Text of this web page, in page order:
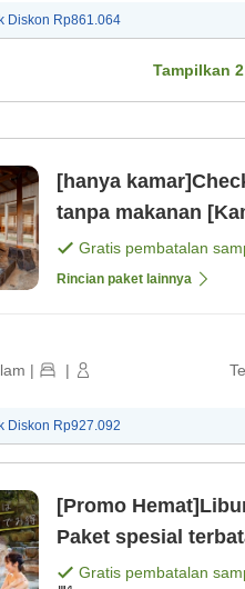
Diskon Rp861.064
Tampilkan 2
[hanya
tanpa makanan
Gratis pembatalan
Rincian paket lainnya
| |
Diskon Rp927.092
[Promo
Paket spesial
Gratis pembatalan